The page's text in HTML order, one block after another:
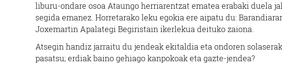
liburu-ondare osoa Ataungo herriarentzat ematea erabaki duela
segida emanez. Horretarako leku egokia ere aipatu du:
Joxemartin Apalategi Begiristain ikerlekua deituko zaiona.
Atsegin handiz jarraitu du jendeak ekitaldia eta ondoren
pasatsu; erdiak baino gehiago kanpokoak eta gazte-jendea?